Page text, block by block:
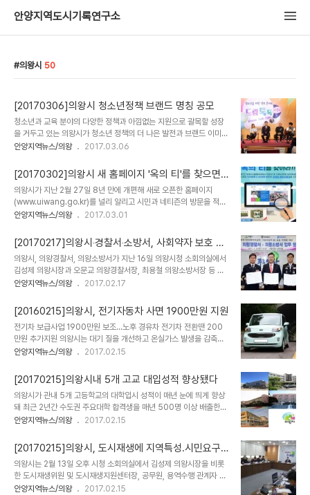
안양지역도시기록연구소
의왕시 50
[20170306]의왕시 청소년정책 브랜드 명칭 공모
청소년과 교육 분야의 다양한 정책과 아낌없는 지원으로 괄목할 성장
을 거두고 있는 의왕시가 청소년 정책의 더 나은 발전과 브랜드 이미지
제고를 위해 전국을 대상으로 ‘의왕시 청소년정책 브랜드 명칭’을 공개
이 수여되는 이번 공모는 3월 21일까지 실시된다. 구체적 심사 기준으
로는 브랜드 명칭의 상징성, 참신성, 기억성, 친근감, 발음 등이다. 이
번 공모는 전국에 걸쳐 누구나 제한 없이 응모할 수 있다. 의왕시 청소
년 및 교육정책에 대한 자세한 사항은 의왕시 홈페이지 교육 분야를 참
고하면 된다. 응모 희망자는 홈페이지에서 서식을 내려 받아 작성한 뒤
접수할 수 있다. 제출..
안양지역뉴스/의왕 2017.03.06
[20170302]의왕시 새 홈페이지 '옥의 티'를 찾으면
상품권
의왕시가 지난 2월 27일 8년 만에 개편해 새로 오픈한 홈페이지
(www.uiwang.go.kr)를 널리 알리고 시민과 네티즌의 방문을 적극
유도하기 위해 ‘옥의 티를 찾아라’ 이벤트를 개최한다. 3월 2일부터
오․탈자 및 오류 사항 등을 찾아 화면을 캡처한 자료와 참여자 연락처
를 홈페이지 개선의견 게시판에 등록하면 참여할 수 있다. 참여자 중에
서 무작위로 추첨한 100명에게는 모바일 문화상품권을 증정한다. 당
첨자는 24일 홈페이지에 발표하고 경품을 발송할 예정이다. 의왕시는
지난 해 6월부터 시민이 편리하게 행정정보에 접근하고 시정에 참여
년 만에 홈페이지 전면 개편..
안양지역뉴스/의왕 2017.03.01
[20170217]의왕시‧경찰서‧소방서, 사회약자 보호 업
무협약
의왕시, 의왕경찰서, 의왕소방서가 지난 16일 의왕시청 소회의실에서
김성제 의왕시장과 오문교 의왕경찰서장, 최용철 의왕소방서장 등 세
기관장을 비롯 각 기관 공무원 30여명이 참석한 가운데 사회의 보호
무협약식’을 가졌다. 이번 협약에 따라 세 기관은 복지대상자와 주취
자, 행려자 등 보호를 필요로 하는 취약자가 발생했을 때 서로 연계해
상담을 하거나 긴급지원, 사후관리 등의 조치를 체계적으로 처리하기
로 했다. 각 동 주민센터 맞춤형 복지팀이 출소자와 정신질환자 등 위
험우려 가구를 방문할 때 파출소에 동행요청을 하면, 경찰관이 안전우
식이다. 또, 경찰관이 업무 수행 중에 생..
안양지역뉴스/의왕 2017.02.17
[20160215]의왕시, 전기자동차 사면 1900만원 지원
전기차 보급사업 1900만원 보조…노후 경유차 전기차 전환땐 200
만원 추가지원 의왕시는 대기 질을 개선하고 온실가스 발생을 감축하
기 위해 전기자동차를 구매하면 보조금을 지급하는 전기자동차 민간
차 10대로 1대당 1900만 원을 지원한다. 노후 경유차를 전기자동차
로 전환할 경우, 도비 200만 원을 추가로 보조 받을 수 있어 최고
2100만 원까지 지원을 받을 수 있다. 전기자동차 보조금 지원신청은
전기자동차 제작사별 지정대리점에서 계약하고 신청서를 작성해 이메
일로 접수하면 된다. 의왕시는 7일 이내에 보조금 지급대상자 선정 여
된 보조금지급 대상자는 차량 가격에서 보조..
안양지역뉴스/의왕 2017.02.15
[20170215]의왕시내 5개 고교 대입성적 향상됐다
의왕시가 관내 5개 고등학교의 대학입시 성적이 매년 눈에 띄게 향상
돼 최근 2년간 수도권 주요대학 합격생을 매년 500명 이상 배출한
것으로 나타났다고 밝혔다. 시에 따르면 지난 2월2일 기준 의왕시내
전체 재학생 1450여 명 중 4년제 대학 합격자가 모두 796명이었
다. 이중 서울대, 연세대, 고려대 등 수도권 주요대학 합격자는 500여
명에 이른다. 시는 이런 성과는 그동안 의왕시가 펼쳐온 진로진학 지
도, 멘토링, 학력 향상을 위한 특성화반 운영, 기숙사 환경개선, 교사
대상 학생부 작성방법 교육 등 적극적인 교육정책이 큰 성과를 낸 것으
안양지역뉴스/의왕 2017.02.15
[20170215]의왕시, 도시재생에 지역특성.시민요구
반영
의왕시는 2월 13일 오후 시청 소회의실에서 김성제 의왕시장을 비롯
한 도시재생위원 및 도시재생지원센터장, 공무원, 용역수행 관계자 등
이 참석한 가운데 의왕시 미래도시 구상을 위한 ‘의왕시 도시재생전략
안양지역뉴스/의왕 2017.02.15